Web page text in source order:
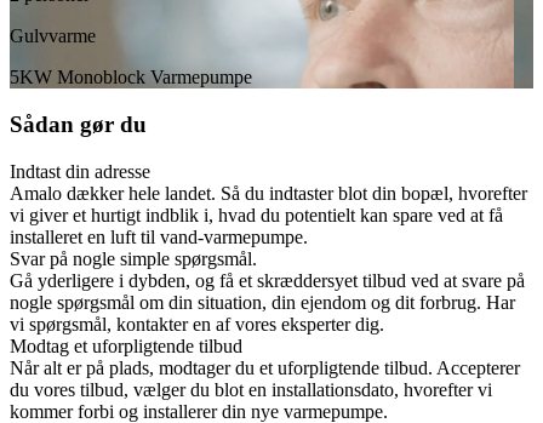
Gulvvarme
5KW Monoblock Varmepumpe
Sådan gør du
Indtast din adresse
Amalo dækker hele landet. Så du indtaster blot din bopæl, hvorefter
vi giver et hurtigt indblik i, hvad du potentielt kan spare ved at få
installeret en luft til vand-varmepumpe.
Svar på nogle simple spørgsmål.
Gå yderligere i dybden, og få et skræddersyet tilbud ved at svare på
nogle spørgsmål om din situation, din ejendom og dit forbrug. Har
vi spørgsmål, kontakter en af vores eksperter dig.
Modtag et uforpligtende tilbud
Når alt er på plads, modtager du et uforpligtende tilbud. Accepterer
du vores tilbud, vælger du blot en installationsdato, hvorefter vi
kommer forbi og installerer din nye varmepumpe.